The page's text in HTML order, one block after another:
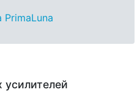
PrimaLuna